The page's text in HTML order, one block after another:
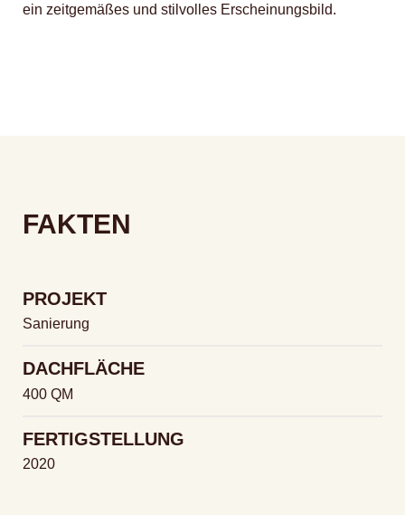
ein zeitgemäßes und stilvolles Erscheinungsbild.
FAKTEN
PROJEKT
Sanierung
DACHFLÄCHE
400 QM
FERTIGSTELLUNG
2020